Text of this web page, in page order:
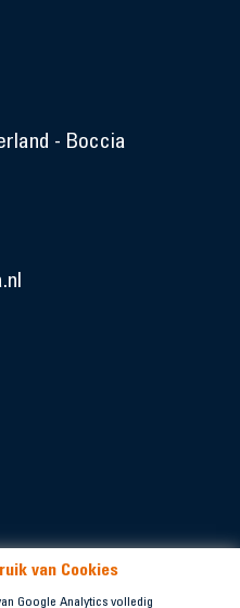
van Cookies
Google Analytics volledig
- Boccia